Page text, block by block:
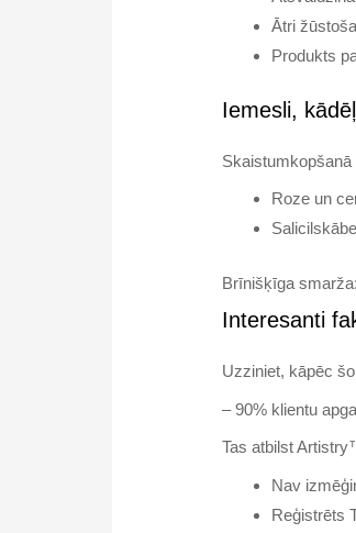
Ātri
Produkts
Iemesli,
Roze un
Brīnišķīga
Interesanti
Uzziniet, kāpēc
– 90% klientu
Tas atbilst
Nav
Reģistrēts